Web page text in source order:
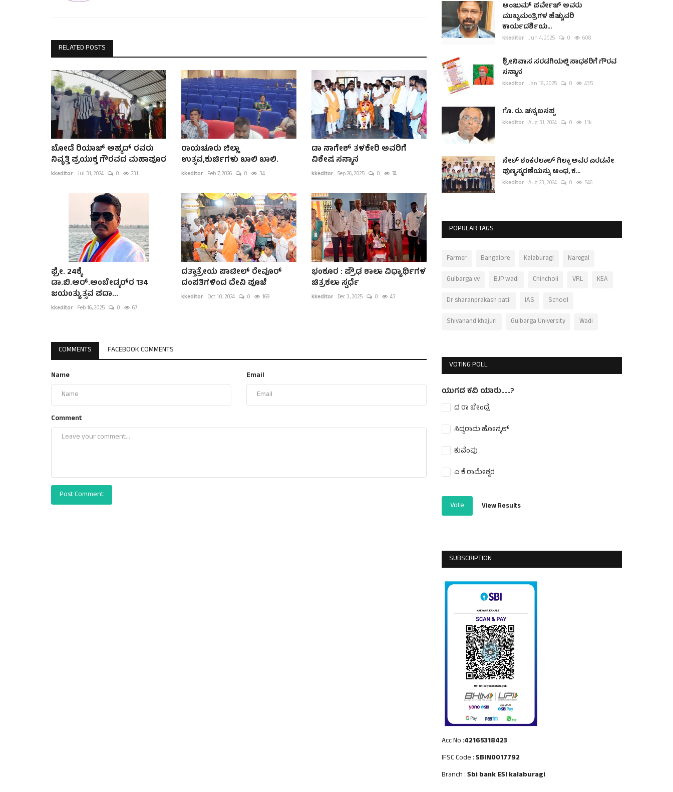
RELATED POSTS
ಬೋಡೆ ರಿಯಾಜ್ ಅಹ್ಮದ್ ರವರು
ನಿವೃತ್ತಿ ಪ್ರಯುಕ್ತ ಗೌರವದ ಮಹಾಪೂರ
kkeditor Jul 31, 2024 0 231
ರಾಯಚೂರು ಜಿಲ್ಲಾ
ಉತ್ಸವ,ಕುರ್ಚಿಗಳು ಖಾಲಿ ಖಾಲಿ.
kkeditor Feb 7, 2026 0 34
ಡಾ ನಾಗೇಶ್ ತಳಕೇರಿ ಅವರಿಗೆ
ವಿಶೇಷ ಸನ್ಮಾನ
kkeditor Sep 26, 2025 0 74
ಫ್ರೇ. 24ಕ್ಕೆ
ಡಾ.ಬಿ.ಆರ್.ಅಂಬೇಡ್ಕರ್‌ರ 134
ಜಯಂತ್ಯುತ್ಸವ ಪದಾ...
kkeditor Feb 16, 2025 0 67
ದತ್ತಾತ್ರೇಯ ಪಾಟೀಲ್ ರೇವೂರ್
ದಂಪತಿಗಳಿಂದ ದೇವಿ ಪೂಜೆ
kkeditor Oct 10, 2024 0 169
ಭಂಕೂರ : ಪ್ರೌಢ ಶಾಲಾ ವಿಧ್ಯಾರ್ಥಿಗಳ
ಚಿತ್ರಕಲಾ ಸ್ಪರ್ಧೆ
kkeditor Dec 3, 2025 0 43
COMMENTS FACEBOOK COMMENTS
Name Email
Comment
Post Comment
ಅಂಜುಮ್ ಪರ್ವೇಜ್ ಅವರು
ಮುಖ್ಯಮಂತ್ರಿಗಳ ಹೆಚ್ಚುವರಿ
ಕಾರ್ಯದರ್ಶಿಯ...
kkeditor Jun 4, 2025 0 608
ಶ್ರೀನಿವಾಸ ಸರಡಗಿಯಲ್ಲಿ ಸಾಧಕರಿಗೆ ಗೌರವ
ಸನ್ಮಾನ
kkeditor Jan 18, 2025 0 435
ಗೊ. ರು. ಚನ್ನಬಸಪ್ಪ
kkeditor Aug 31, 2024 0 1.1k
ಸೇಠ್ ಶಂಕರಲಾಲ್ ಗಿಲ್ಡಾ ಅವರ ಎರಡನೇ
ಪುಣ್ಯಸ್ಮರಣೆಯನ್ನು ಅಂಧ, ಕ...
kkeditor Aug 23, 2024 0 546
POPULAR TAGS
Farmer Bangalore Kalaburagi
Naregal
Gulbarga vv
BJP wadi Chincholi VRL
KEA
Dr sharanprakash patil
IAS
School
Shivanand khajuri
Gulbarga University Wadi
VOTING POLL
ಯುಗದ ಕವಿ ಯಾರು......?
ದ ರಾ ಬೇಂದ್ರೆ
ಸಿದ್ದರಾಮ ಹೋನ್ಕಲ್
ಕುವೆಂಪು
ಎ ಕೆ ರಾಮೇಶ್ವರ
Vote View Results
SUBSCRIPTION
Acc No :42165318423
IFSC Code :SBIN0017792
Branch :Sbi bank ESI kalaburagi